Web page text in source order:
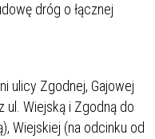
dróg o łącznej
ulicy Zgodnej, Gajowej
ul. Wiejską i Zgodną do
Wiejskiej (na odcinku od